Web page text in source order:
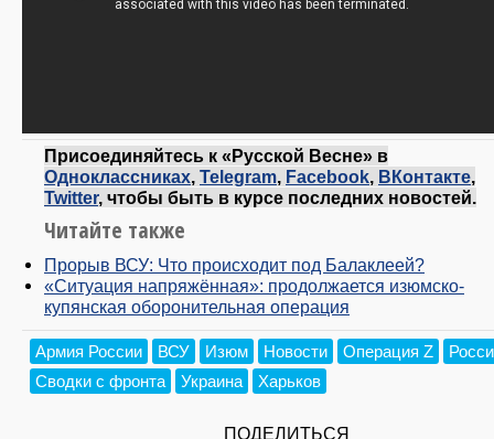
Присоединяйтесь к «Русской Весне» в
Одноклассниках, Telegram, Facebook, ВКонтакте,
Twitter, чтобы быть в курсе последних новостей.
Читайте также
Прорыв ВСУ: Что происходит под Балаклеей?
«Ситуация напряжённая»: продолжается изюмско-
купянская оборонительная операция
Армия России ВСУ Изюм Новости Операция Z
Сводки с фронта
Украина Харьков
ПОДЕЛИТЬСЯ